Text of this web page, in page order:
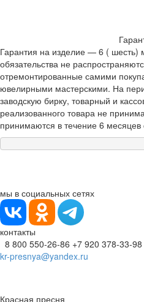
Гарантия на изделие — 6 ( шесть)
обязательства не
отремонтированные самими
ювелирными мастерскими. На
заводскую бирку, товарный и
реализованного товара не
принимаются в течение 6
мы в социальных сетях
контакты
8 800 550-26-86 +7 920 378-33-98
kr-presnya@yandex.ru
Красная пресня